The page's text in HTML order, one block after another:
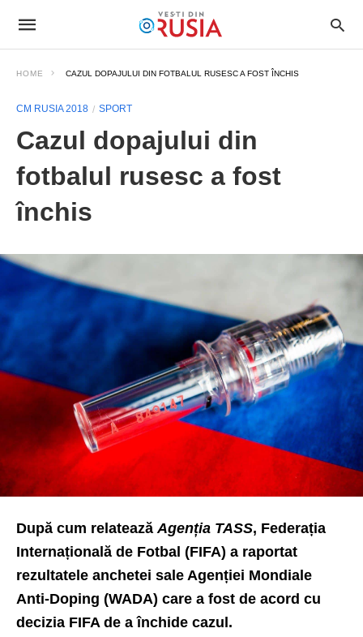
HOME CAZUL DOPAJULUI DIN FOTBALUL RUSESC A FOST ÎNCHIS
CM RUSIA 2018 SPORT
Cazul dopajului din
fotbalul rusesc a fost
închis
După cum relatează Agenția TASS, Federația
Internațională de Fotbal (FIFA) a raportat
rezultatele anchetei sale Agenției Mondiale
Anti-Doping (WADA) care a fost de acord cu
decizia FIFA de a închide cazul.